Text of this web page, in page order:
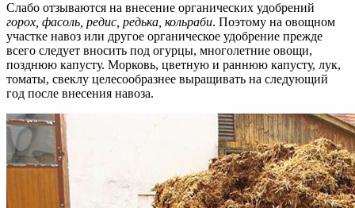
Слабо отзываются на внесение органических удобрений
горох, фасоль, редис, редька, кольраби. Поэтому на овощном
участке навоз или другое органическое удобрение прежде
всего следует вносить под огурцы, многолетние овощи,
позднюю капусту. Морковь, цветную и раннюю капусту, лук,
томаты, свеклу целесообразнее выращивать на следующий
год после внесения навоза.